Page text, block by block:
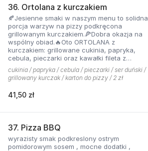
36. Ortolana z kurczakiem
🍂Jesienne smaki w naszym menu to solidna
porcja warzyw na pizzy podkręcona
grillowanym kurczakiem.🍕Dobra okazja na
wspólny obiad.🔥Oto ORTOLANA z
kurczakiem: grillowane cukinia, papryka,
cebula, pieczarki oraz kawałki fileta z
dodatkiem sera z niebieską pleśnią.
cukinia / papryka / cebula / pieczarki / ser duński /
grillowany kurczak / karton do pizzy / 2 zł
41,50 zł
37. Pizza BBQ
wyrazisty smak podkreslony ostrym
pomidorowym sosem , mocne dodatki ,